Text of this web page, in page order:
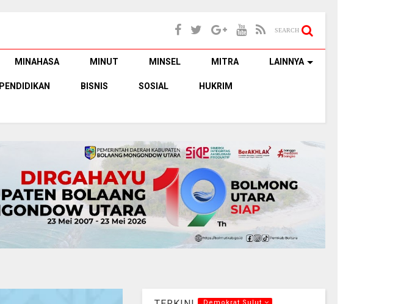
SEARCH
MINAHASA MINUT MINSEL MITRA LAINNYA
PENDIDIKAN BISNIS SOSIAL HUKRIM